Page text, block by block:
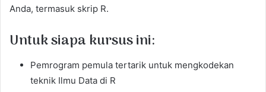
Anda, termasuk skrip R.
Untuk siapa kursus ini:
Pemrogram pemula tertarik untuk mengkodekan
teknik Ilmu Data di R